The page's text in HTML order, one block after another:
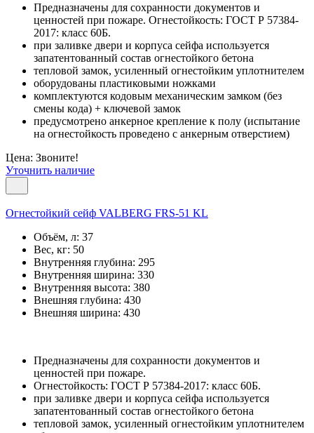
Предназначены для сохранности документов и
ценностей при пожаре. Огнестойкость: ГОСТ Р 57384-
2017: класс 60Б.
при заливке двери и корпуса сейфа используется
запатентованный состав огнестойкого бетона
тепловой замок, усиленный огнестойким уплотнителем
оборудованы пластиковыми ножками
комплектуются кодовым механическим замком (без
смены кода) + ключевой замок
предусмотрено анкерное крепление к полу (испытание
на огнестойкость проведено с анкерным отверстием)
Цена: Звоните!
Уточнить наличие
Огнестойкий сейф VALBERG FRS-51 KL
Объём, л: 37
Вес, кг: 50
Внутренняя глубина: 295
Внутренняя ширина: 330
Внутренняя высота: 380
Внешняя глубина: 430
Внешняя ширина: 430
Предназначены для сохранности документов и
ценностей при пожаре.
Огнестойкость: ГОСТ Р 57384-2017: класс 60Б.
при заливке двери и корпуса сейфа используется
запатентованный состав огнестойкого бетона
тепловой замок, усиленный огнестойким уплотнителем